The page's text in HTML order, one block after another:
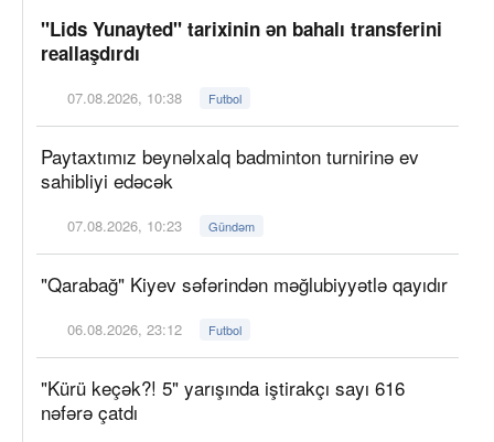
"Lids Yunayted" tarixinin ən bahalı transferini
reallaşdırdı
07.08.2026, 10:38 Futbol
Paytaxtımız beynəlxalq badminton turnirinə ev
sahibliyi edəcək
07.08.2026, 10:23 Gündəm
"Qarabağ" Kiyev səfərindən məğlubiyyətlə qayıdır
06.08.2026, 23:12 Futbol
"Kürü keçək?! 5" yarışında iştirakçı sayı 616
nəfərə çatdı